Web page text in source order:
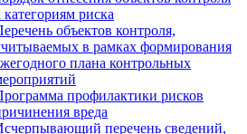
категориям риска
объектов контроля,
в рамках формирования
плана контрольных
профилактики рисков
вреда
перечень сведений,